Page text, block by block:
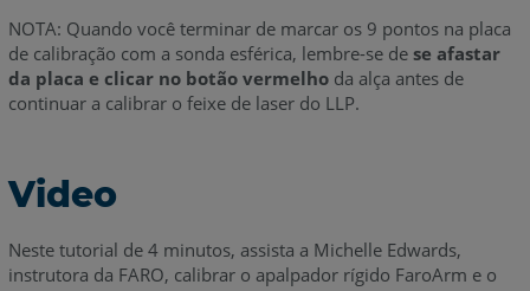
NOTA: Quando você terminar de marcar os 9 pontos na placa
de calibração com a sonda esférica, lembre-se de se afastar
da placa e clicar no botão vermelhoda alça antes de
continuar a calibrar o feixe de laser do LLP.
Video
Neste tutorial de 4 minutos, assista a Michelle Edwards,
instrutora da FARO, calibrar o apalpador rígido FaroArm e o